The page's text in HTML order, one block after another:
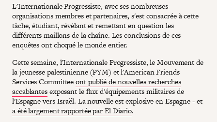
L'Internationale Progressiste, avec ses nombreuses
organisations membres et partenaires, s'est consacrée à cette
tâche, étudiant, révélant et remettant en question les
différents maillons de la chaîne. Les conclusions de ces
enquêtes ont choqué le monde entier.
Cette semaine, l'Internationale Progressiste, le Mouvement de
la jeunesse palestinienne (PYM) et l'American Friends
Services Committeeont publié de nouvelles recherches
accablantesexposant le flux d'équipements militaires de
l'Espagne vers Israël. La nouvelle est explosive en Espagne - et
a été largement rapportée par El Diario.